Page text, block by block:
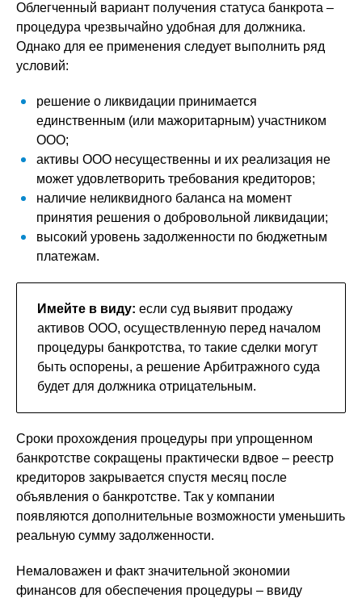
Облегченный вариант получения статуса банкрота –
процедура чрезвычайно удобная для должника.
Однако для ее применения следует выполнить ряд
условий:
решение о ликвидации принимается
единственным (или мажоритарным) участником
ООО;
активы ООО несущественны и их реализация не
может удовлетворить требования кредиторов;
наличие неликвидного баланса на момент
принятия решения о добровольной ликвидации;
высокий уровень задолженности по бюджетным
платежам.
Имейте в виду: если суд выявит продажу
активов ООО, осуществленную перед началом
процедуры банкротства, то такие сделки могут
быть оспорены, а решение Арбитражного суда
будет для должника отрицательным.
Сроки прохождения процедуры при упрощенном
банкротстве сокращены практически вдвое – реестр
кредиторов закрывается спустя месяц после
объявления о банкротстве. Так у компании
появляются дополнительные возможности уменьшить
реальную сумму задолженности.
Немаловажен и факт значительной экономии
финансов для обеспечения процедуры – ввиду